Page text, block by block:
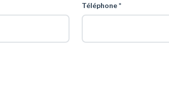
Téléphone *